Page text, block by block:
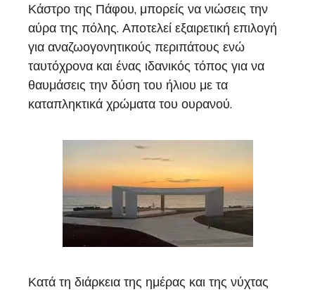
Κάστρο της Πάφου, μπορείς να νιώσεις την
αύρα της πόλης. Αποτελεί εξαιρετική επιλογή
για αναζωογονητικούς περιπάτους ενώ
ταυτόχρονα και ένας ιδανικός τόπος για να
θαυμάσεις την δύση του ήλιου με τα
καταπληκτικά χρώματα του ουρανού.
Κατά τη διάρκεια της ημέρας και της νύχτας